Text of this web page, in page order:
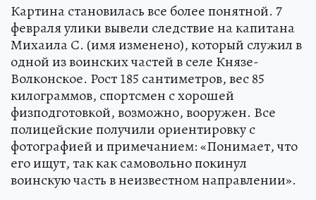
Картина становилась все более понятной. 7
февраля улики вывели следствие на капитана
Михаила С. (имя изменено), который служил в
одной из воинских частей в селе Князе-
Волконское. Рост 185 сантиметров, вес 85
килограммов, спортсмен с хорошей
физподготовкой, возможно, вооружен. Все
полицейские получили ориентировку с
фотографией и примечанием: «Понимает, что
его ищут, так как самовольно покинул
воинскую часть в неизвестном направлении».